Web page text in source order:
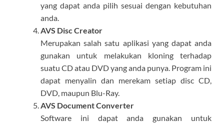
yang dapat anda pilih sesuai dengan kebutuhan
anda.
AVS Disc Creator
Merupakan salah satu aplikasi yang dapat anda
gunakan untuk melakukan kloning terhadap
suatu CD atau DVD yang anda punya. Program ini
dapat menyalin dan merekam setiap disc CD,
DVD, maupun Blu-Ray.
AVS Document Converter
Software ini dapat anda gunakan untuk